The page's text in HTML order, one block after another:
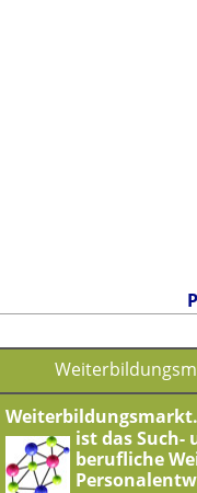
ist das
berufliche